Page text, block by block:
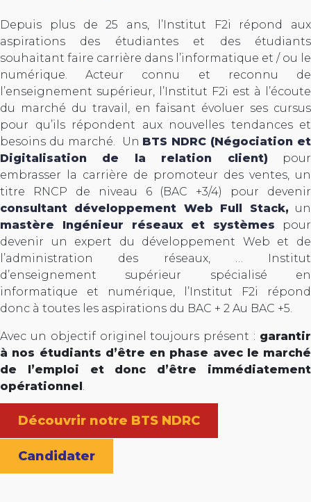
Depuis plus de 25 ans, l’Institut F2i répond aux
aspirations des étudiantes et des étudiants
souhaitant faire carrière dans l’informatique et / ou le
numérique. Acteur connu et reconnu de
l’enseignement supérieur, l’Institut F2i est à l’écoute
du marché du travail, en faisant évoluer ses cursus
pour qu’ils répondent aux nouvelles tendances et
besoins du marché. Un BTS NDRC (Négociation et
Digitalisation de la relation client) pour
embrasser la carrière de promoteur des ventes, un
titre RNCP de niveau 6 (BAC +3/4) pour devenir
consultant développement Web Full Stack, un
mastère Ingénieur réseaux et systèmes pour
devenir un expert du développement Web et de
l’administration des réseaux, … Institut
d’enseignement supérieur spécialisé en
informatique et numérique, l’Institut F2i répond
donc à toutes les aspirations du BAC + 2 Au BAC +5.
Avec un objectif originel toujours présent : garantir
à nos étudiants d’être en phase avec le marché
de l’emploi et donc d’être immédiatement
opérationnel.
Découvrir notre BTS NDRC
Candidater